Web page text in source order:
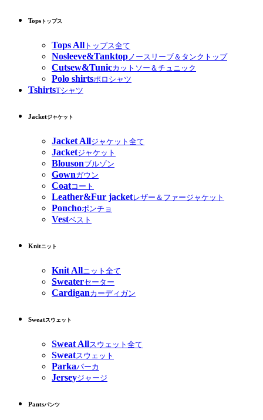
Tops トップス
Tops All トップス全て
Nosleeve&Tanktopノースリーブ＆タンクトップ
Cutsew&Tunicカットソー＆チュニック
Polo shirtsポロシャツ
TshirtsTシャツ
Jacketジャケット
Jacket Allジャケット全て
Jacketジャケット
Blousonブルゾン
Gownガウン
Coatコート
Leather&Fur jacketレザー＆ファージャケット
Ponchoポンチョ
Vestベスト
Knitニット
Knit Allニット全て
Sweaterセーター
Cardiganカーディガン
Sweatスウェット
Sweat Allスウェット全て
Sweatスウェット
Parkaパーカ
Jerseyジャージ
Pantsパンツ